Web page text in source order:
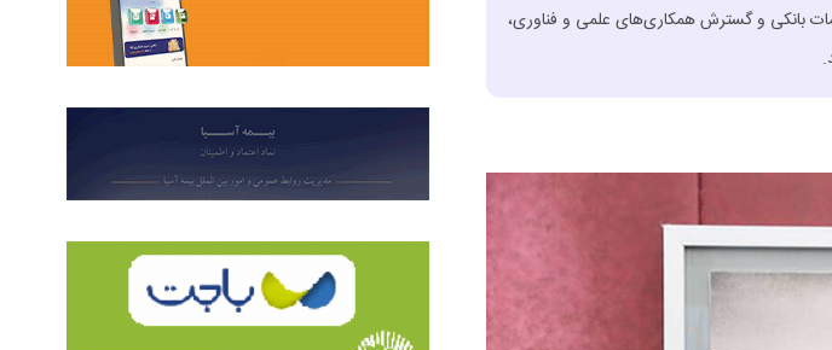
بانکی و گسترش همکاری‌های علمی و فناوری،